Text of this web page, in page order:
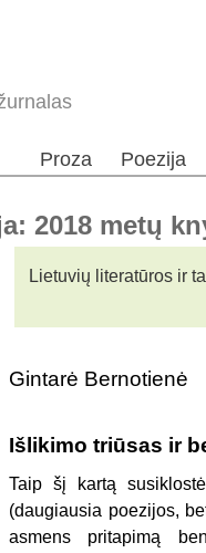
Proza Poezija
2018 metų
Lietuvių literatūros ir
Gintarė Bernotienė
Išlikimo triūsas ir
Taip šį kartą
(daugiausia poezijos,
asmens pritapimą